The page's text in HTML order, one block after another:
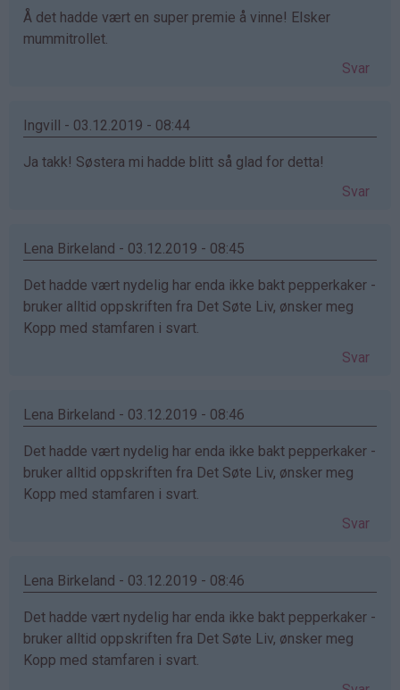
Å det hadde vært en super premie å vinne! Elsker
mummitrollet.
Svar
Ingvill - 03.12.2019 - 08:44
Ja takk! Søstera mi hadde blitt så glad for detta!
Svar
Lena Birkeland - 03.12.2019 - 08:45
Det hadde vært nydelig har enda ikke bakt pepperkaker -
bruker alltid oppskriften fra Det Søte Liv, ønsker meg
Kopp med stamfaren i svart.
Svar
Lena Birkeland - 03.12.2019 - 08:46
Det hadde vært nydelig har enda ikke bakt pepperkaker -
bruker alltid oppskriften fra Det Søte Liv, ønsker meg
Kopp med stamfaren i svart.
Svar
Lena Birkeland - 03.12.2019 - 08:46
Det hadde vært nydelig har enda ikke bakt pepperkaker -
bruker alltid oppskriften fra Det Søte Liv, ønsker meg
Kopp med stamfaren i svart.